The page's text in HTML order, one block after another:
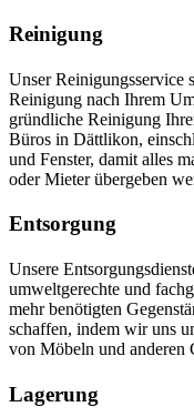
Reinigung
Unser Reinigungsservice
Reinigung nach Ihrem
gründliche Reinigung
Büros in Dättlikon,
und Fenster, damit alles
oder Mieter übergeben
Entsorgung
Unsere
umweltgerechte und
mehr benötigten
schaffen, indem wir uns
von Möbeln und anderen
Lagerung